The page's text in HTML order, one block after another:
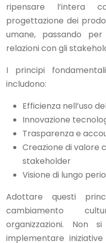
ripensare l’intera
progettazione dei
umane, passando
relazioni con gli
I principi
includono:
Efficienza nell’uso
Innovazione
Trasparenza e
Creazione di valore
stakeholder
Visione di lungo
Adottare questi
cambiamento
organizzazioni. Non
implementare